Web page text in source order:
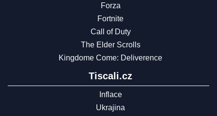
Forza
Fortnite
Call of Duty
The Elder Scrolls
Kingdome Come: Deliverence
Tiscali.cz
Inflace
Ukrajina